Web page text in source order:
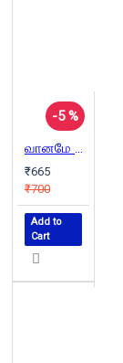
-5 %
வானமே எல்லை
₹665
₹700
Add to
Cart